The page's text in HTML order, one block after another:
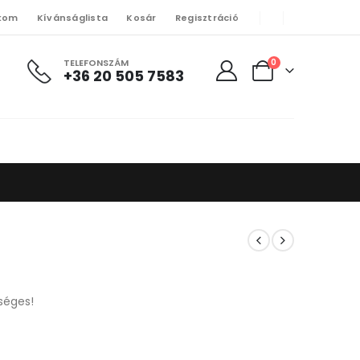
Kívánságlista Kosár Regisztráció
TELEFONSZÁM
+36 20 505 7583
0